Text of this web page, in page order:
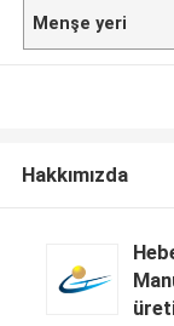
Menşe yeri
Hakkımızda